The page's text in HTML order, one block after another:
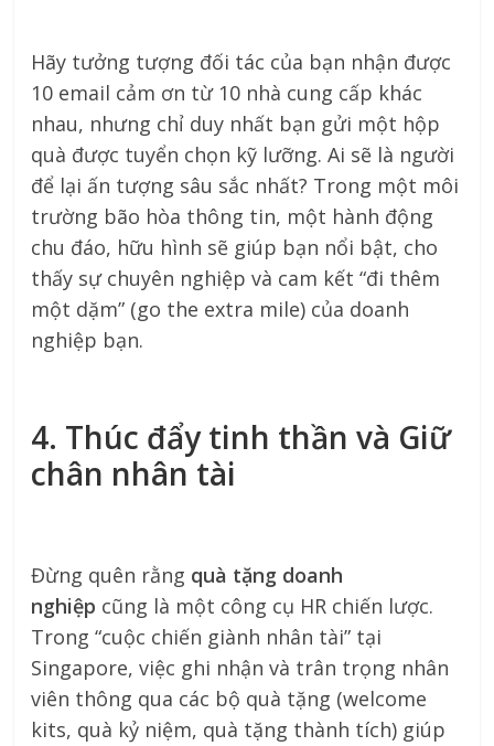
Hãy tưởng tượng đối tác của bạn nhận được
10 email cảm ơn từ 10 nhà cung cấp khác
nhau, nhưng chỉ duy nhất bạn gửi một hộp
quà được tuyển chọn kỹ lưỡng. Ai sẽ là người
để lại ấn tượng sâu sắc nhất? Trong một môi
trường bão hòa thông tin, một hành động
chu đáo, hữu hình sẽ giúp bạn nổi bật, cho
thấy sự chuyên nghiệp và cam kết “đi thêm
một dặm” (go the extra mile) của doanh
nghiệp bạn.
4. Thúc đẩy tinh thần và Giữ
chân nhân tài
Đừng quên rằng quà tặng doanh
nghiệp cũng là một công cụ HR chiến lược.
Trong “cuộc chiến giành nhân tài” tại
Singapore, việc ghi nhận và trân trọng nhân
viên thông qua các bộ quà tặng (welcome
kits, quà kỷ niệm, quà tặng thành tích) giúp